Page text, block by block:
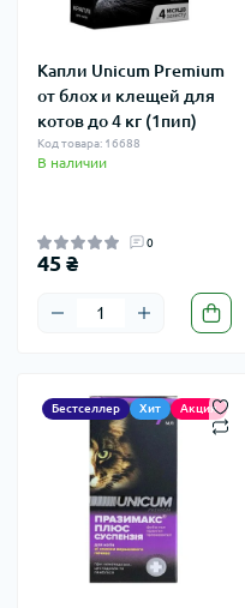
Капли Unicum Рremium
от блох и клещей для
котов до 4 кг (1пип)
Код товара: 16688
В наличии
0
45 ₴
Бестселлер Хит Акция